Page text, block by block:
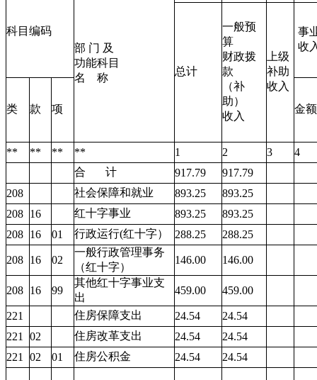
科目编码
部 门 及
功能科目
名
称
总计
一般预
算
财政拨
款
（补
助）
收入
上级
补助
收入
事
收
类 款 项 金额
** ** ** ** 1 2 3
4
合
计 917.79
917.79
208
社会保障和就业 893.25
893.25
208 16 红十字事业 893.25
893.25
208 16 01 行政运行(红十字） 288.25 288.25
208 16 02
一般行政管理事务
（红十字）
146.00 146.00
208 16 99
其他红十字事业支
出
459.00 459.00
221 住房保障支出 24.54
24.54
221
02 住房改革支出 24.54
24.54
221
02 01 住房公积金 24.54 24.54